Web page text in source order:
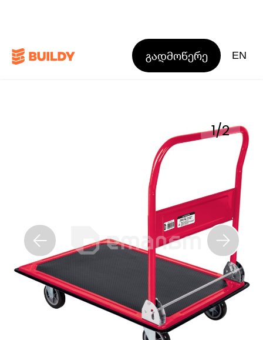
გადმოწერე EN
1/2